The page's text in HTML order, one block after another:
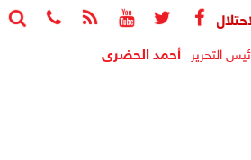





 4 آخرين في انفجار جنوب لبنان
التحرير أحمد الحضرى